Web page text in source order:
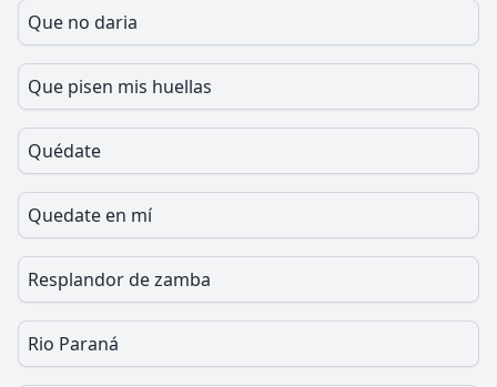
Que no daria
Que pisen mis huellas
Quédate
Quedate en mí
Resplandor de zamba
Rio Paraná